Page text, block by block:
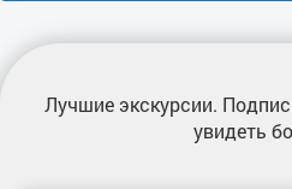
Лучшие экскурсии.
увидеть